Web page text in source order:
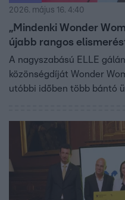
2026. május 16. 4:40
„Mindenki Wonder
újabb rangos
A nagyszabású ELLE
közönségdíját Wonder
utóbbi időben több bántó